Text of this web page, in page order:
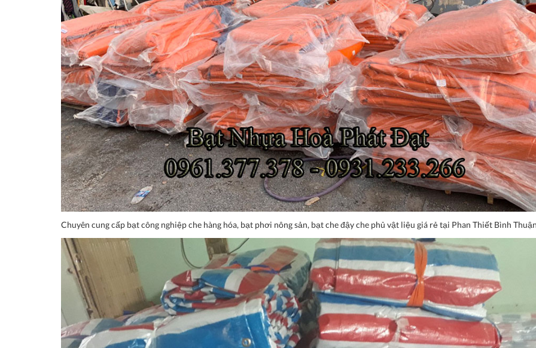
Chuyên cung cấp bạt công nghiệp che hàng hóa, bạt phơi nông sản, bạt che đậy che phủ vật liệu giá rẻ tại Phan Thiết Bình